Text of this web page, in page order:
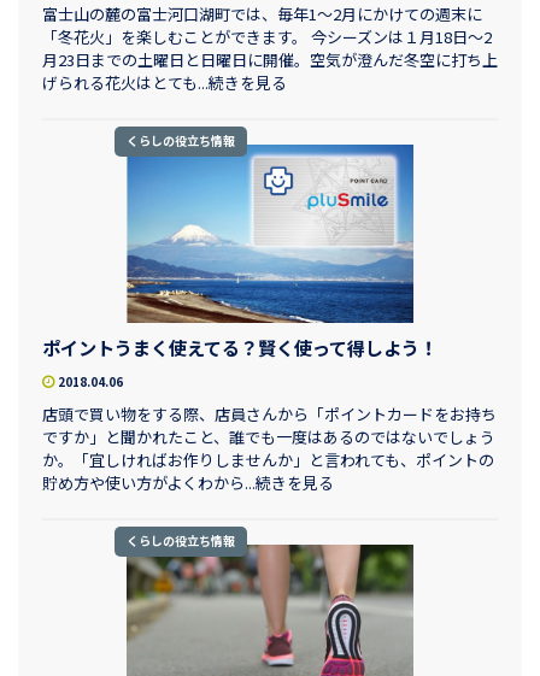
富士山の麓の富士河口湖町では、毎年1～2月にかけての週末に
「冬花火」を楽しむことができます。 今シーズンは１月18日～2
月23日までの土曜日と日曜日に開催。空気が澄んだ冬空に打ち上
げられる花火はとても...続きを見る
くらしの役立ち情報
ポイントうまく使えてる？賢く使って得しよう！
2018.04.06
店頭で買い物をする際、店員さんから「ポイントカードをお持ち
ですか」と聞かれたこと、誰でも一度はあるのではないでしょう
か。「宜しければお作りしませんか」と言われても、ポイントの
貯め方や使い方がよくわから...続きを見る
くらしの役立ち情報